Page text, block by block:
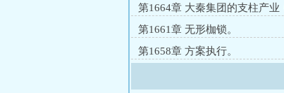
丝：没想到风哥作为世家子弟
们，咋风哥可是豪门世家的公
华的男人，哪怕每次他都是带
亿抖币，为什么我还是那么穷！
第1664章 大秦集团的支柱产业
第1661章 无形枷锁。
第1658章 方案执行。